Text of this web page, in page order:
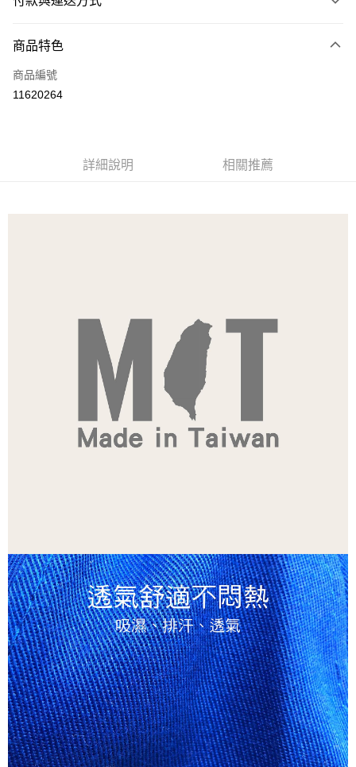
信用卡一次付款
運送方式
商品特色
商品編號
11620264
詳細說明 相關推薦